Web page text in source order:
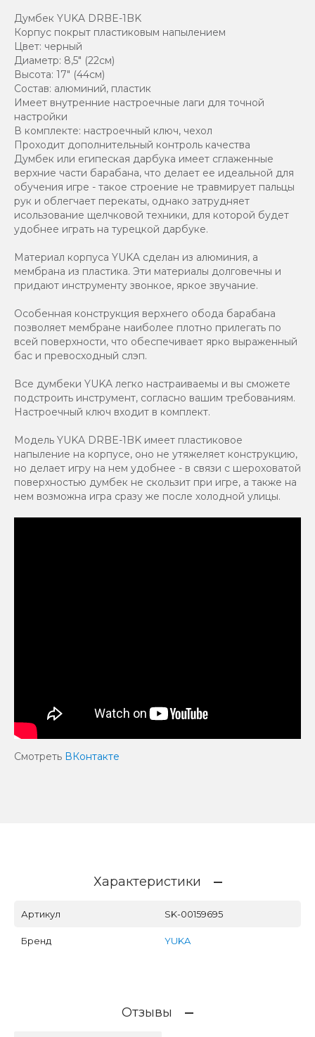
Думбек YUKA DRBE-1BK
Корпус покрыт пластиковым напылением
Цвет: черный
Диаметр: 8,5" (22см)
Высота: 17" (44см)
Состав: алюминий, пластик
Имеет внутренние настроечные лаги для точной
настройки
В комплекте: настроечный ключ, чехол
Проходит дополнительный контроль качества
Думбек или египеская дарбука имеет сглаженные
верхние части барабана, что делает ее идеальной для
обучения игре - такое строение не травмирует пальцы
рук и облегчает перекаты, однако затрудняет
исользование щелчковой техники, для которой будет
удобнее играть на турецкой дарбуке.
Материал корпуса YUKA сделан из алюминия, а
мембрана из пластика. Эти материалы долговечны и
придают инструменту звонкое, яркое звучание.
Особенная конструкция верхнего обода барабана
позволяет мембране наиболее плотно прилегать по
всей поверхности, что обеспечивает ярко выраженный
бас и превосходный слэп.
Все думбеки YUKA легко настраиваемы и вы сможете
подстроить инструмент, согласно вашим требованиям.
Настроечный ключ входит в комплект.
Модель YUKA DRBE-1BK имеет пластиковое
напыление на корпусе, оно не утяжеляет конструкцию,
но делает игру на нем удобнее - в связи с шероховатой
поверхностью думбек не скользит при игре, а также на
нем возможна игра сразу же после холодной улицы.
Смотреть ВКонтакте
Характеристики
Артикул SK-00159695
Бренд YUKA
Отзывы